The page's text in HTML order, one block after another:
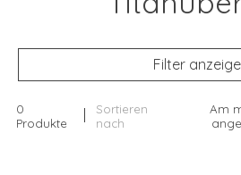
Filter
0
Produkte
Sortieren
nach
Am